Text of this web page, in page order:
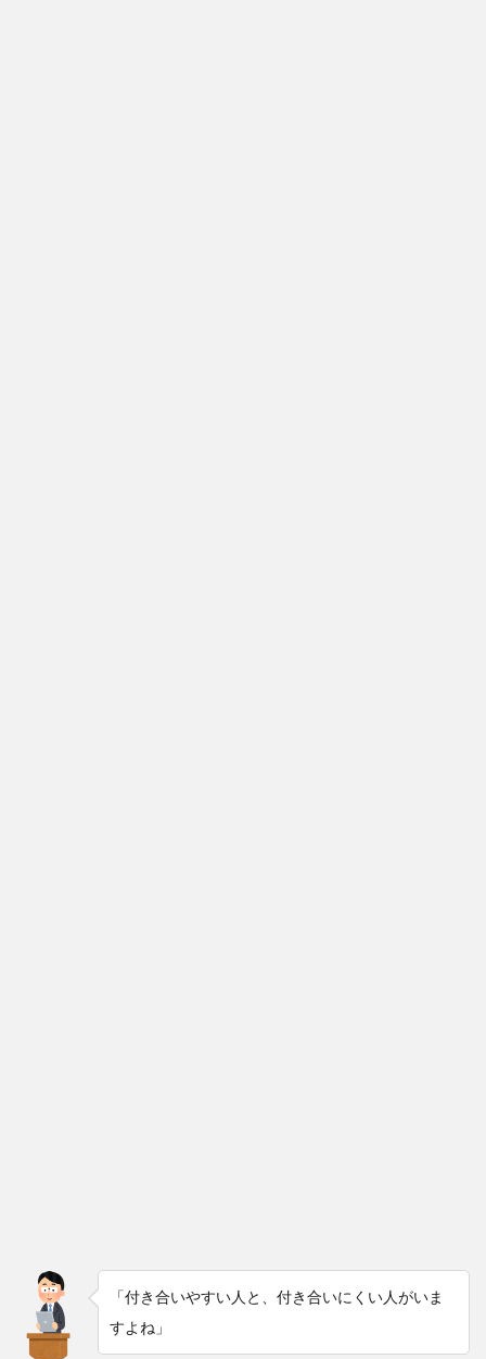
「付き合いやすい人と、付き合いにくい人がいま
すよね」